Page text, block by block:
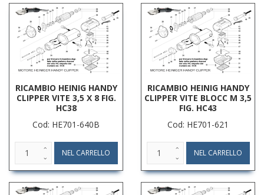
RICAMBIO HEINIG HANDY
CLIPPER VITE 3,5 X 8 FIG.
HC38
Cod: HE701-640B
RICAMBIO HEINIG HANDY
CLIPPER VITE BLOCC M 3,5
FIG. HC43
Cod: HE701-621